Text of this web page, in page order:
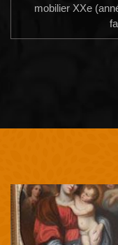
mobilier XXe